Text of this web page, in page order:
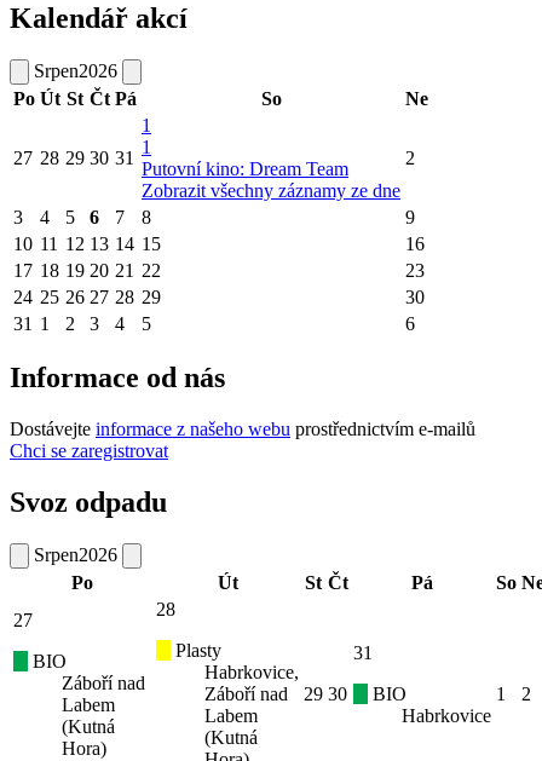
Kalendář akcí
Srpen2026
Po Út St Čt Pá So Ne
27 28 29 30 31
1
1
Putovní kino: Dream Team
Zobrazit všechny záznamy ze dne
2
3 4 5 6 7 8
9
10 11 12 13 14 15
16
17 18 19 20 21 22
23
24 25 26 27 28 29
30
31 1 2 3 4 5 6
Informace od nás
Dostávejte informace z našeho webu prostřednictvím e-mailů
Chci se zaregistrovat
Svoz odpadu
Srpen2026
Po
Út St Čt Pá So
27
BIO
Záboří nad
Labem
(Kutná
Hora)
28
Plasty
Habrkovice,
Záboří nad
Labem
(Kutná
29 30
31
BIO
Habrkovice
1 2